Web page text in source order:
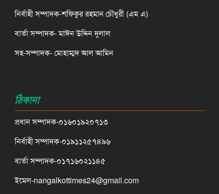
নির্বাহী সম্পাদক-শফিকুর রহমান চৌধুরী (এম এ)
বার্তা সম্পাদক- মাঈন উদ্দিন দুলাল
সহ-সম্পাদক- মোহাম্মদ আল আমিন
ঠিকানা
প্রধান সম্পাদক-০১৬০১৯২০৭১৩
নির্বাহী সম্পাদক-০১৯১১২৫৭৪৯৬
বার্তা সম্পাদক-০১৭১৬০২১১৪৫
ইমেল-nangalkottimes24@gmail.com